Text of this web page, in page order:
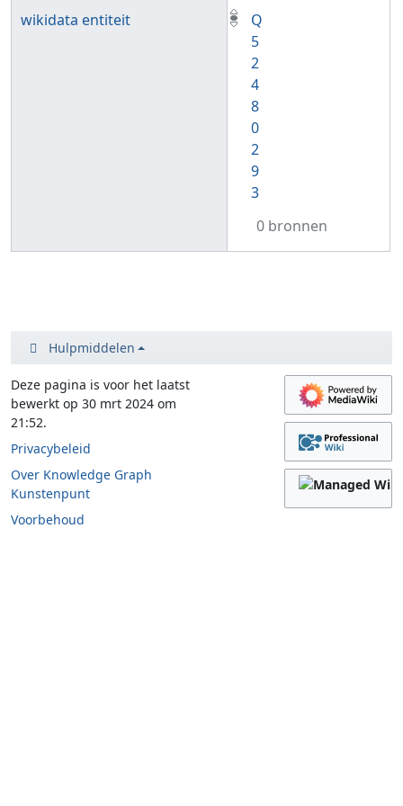
wikidata entiteit
Q
5
2
4
8
0
2
9
3
0 bronnen
Hulpmiddelen
Deze pagina is voor het laatst
bewerkt op 30 mrt 2024 om
21:52.
Privacybeleid
Over Knowledge Graph
Kunstenpunt
Voorbehoud